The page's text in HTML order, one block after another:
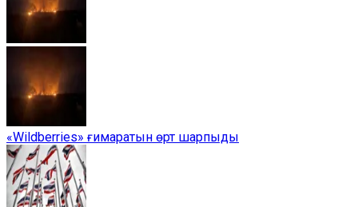
«Wildberries» ғимаратын өрт шарпыды